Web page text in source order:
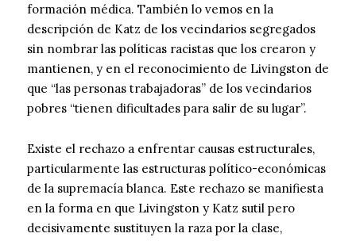
formación médica. También lo vemos en la
descripción de Katz de los vecindarios segregados
sin nombrar las políticas racistas que los crearon y
mantienen, y en el reconocimiento de Livingston de
que “las personas trabajadoras” de los vecindarios
pobres “tienen dificultades para salir de su lugar”.
Existe el rechazo a enfrentar causas estructurales,
particularmente las estructuras político-económicas
de la supremacía blanca. Este rechazo se manifiesta
en la forma en que Livingston y Katz sutil pero
decisivamente sustituyen la raza por la clase,